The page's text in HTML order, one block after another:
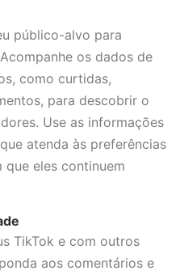
público-alvo para
os dados de
como curtidas,
para descobrir o
Use as informações
atenda às preferências
que eles continuem
TikTok e com outros
aos comentários e